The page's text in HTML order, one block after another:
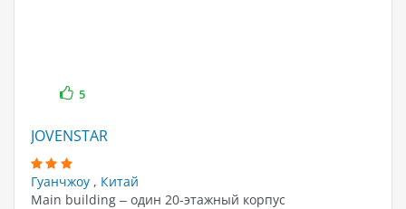
5
JOVENSTAR
Гуанчжоу , Китай
Main building – один 20-этажный корпус